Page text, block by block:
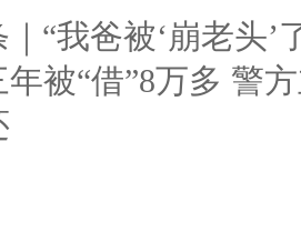
“我爸被‘崩老头’
被“借”8万多 警